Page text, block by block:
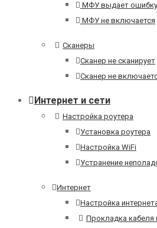
МФУ выдает ошибку
МФУ не включается
Сканеры
Сканер не сканирует
Сканер не
Интернет и сети
Настройка роутера
Установка роутера
Настройка WiFi
Устранение
Интернет
Настройка
Прокладка кабеля